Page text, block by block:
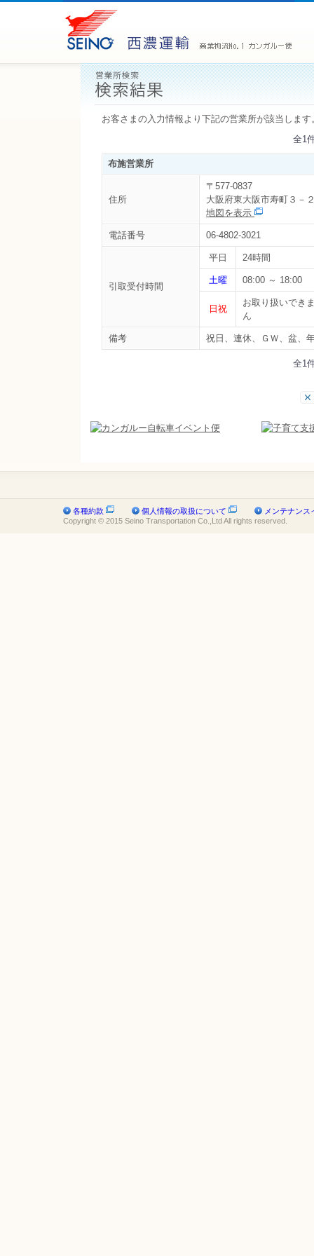
お客さまの入力情報より下記の営業所が該当します
全1
布施営業所
住所
〒577-0837
大阪府東大阪市寿町３－
地図を表示
電話番号 06-4802-3021
引取受付時間
平日 24時間
土曜 08:00 ～ 18:00
日祝
お取り扱いでき
ん
備考 祝日、連休、ＧＷ、盆、
全1
各種約款 個人情報の取扱について
メンテナン
Copyright © 2015 Seino Transportation Co.,Ltd All rights reserved.